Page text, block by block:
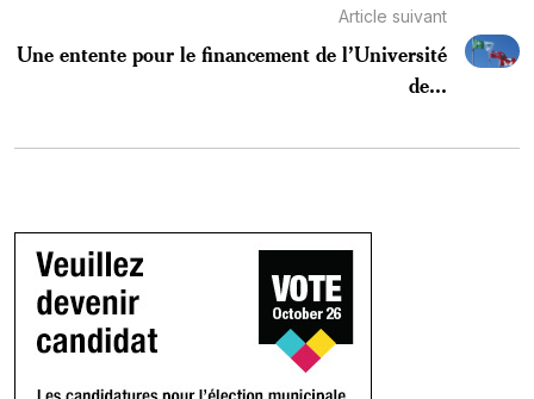
Article suivant
Une entente pour le financement de l’Université
de...